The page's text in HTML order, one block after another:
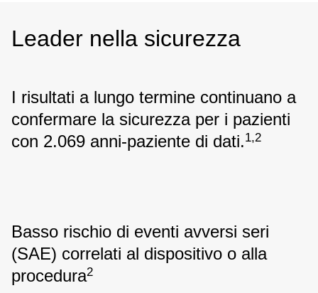
Leader nella sicurezza
I risultati a lungo termine continuano a
confermare la sicurezza per i pazienti
con 2.069 anni-paziente di dati.1,2
Basso rischio di eventi avversi seri
(SAE) correlati al dispositivo o alla
procedura2